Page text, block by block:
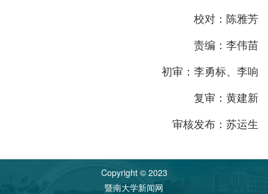
校对：陈雅芳
责编：李伟苗
初审： 李勇标、 李响
复审： 黄建新
审核发布：苏运生
Copyright © 2023
暨南大学新闻网